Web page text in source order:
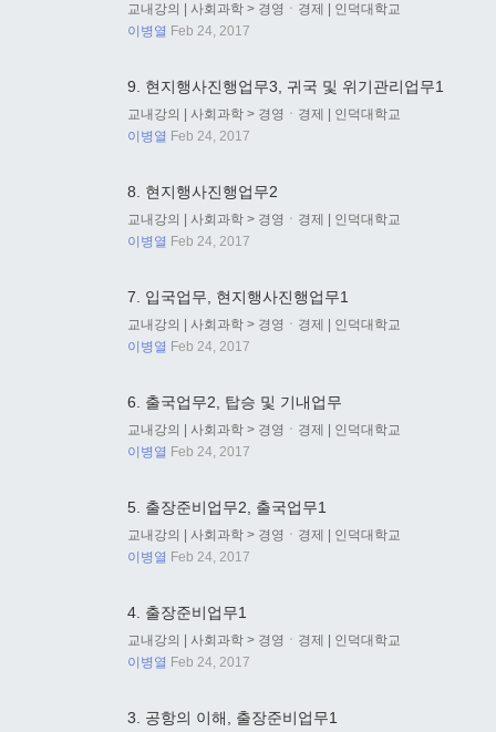
교내강의 사회과학 > 경영ㆍ경제
인덕대학교
이병열 Feb 24, 2017
9. 현지행사진행업무3, 귀국 및 위기관리업무1
교내강의 사회과학 > 경영ㆍ경제
인덕대학교
이병열 Feb 24, 2017
8. 현지행사진행업무2
교내강의 사회과학 > 경영ㆍ경제
인덕대학교
이병열 Feb 24, 2017
7. 입국업무, 현지행사진행업무1
교내강의 사회과학 > 경영ㆍ경제
인덕대학교
이병열 Feb 24, 2017
6. 출국업무2, 탑승 및 기내업무
교내강의 사회과학 > 경영ㆍ경제
인덕대학교
이병열 Feb 24, 2017
5. 출장준비업무2, 출국업무1
교내강의 사회과학 > 경영ㆍ경제
인덕대학교
이병열 Feb 24, 2017
4. 출장준비업무1
교내강의 사회과학 > 경영ㆍ경제
인덕대학교
이병열 Feb 24, 2017
3. 공항의 이해, 출장준비업무1